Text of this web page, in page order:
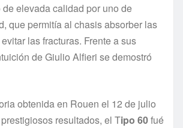
elevada calidad por uno de
que permitía al chasis absorber las
las fracturas. Frente a sus
de Giulio Alfieri se demostró
obtenida en Rouen el 12 de julio
resultados, el Tipo 60fué